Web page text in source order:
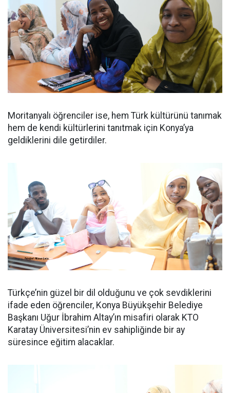
Moritanyalı öğrenciler ise, hem Türk kültürünü tanımak
hem de kendi kültürlerini tanıtmak için Konya’ya
geldiklerini dile getirdiler.
Türkçe’nin güzel bir dil olduğunu ve çok sevdiklerini
ifade eden öğrenciler, Konya Büyükşehir Belediye
Başkanı Uğur İbrahim Altay’ın misafiri olarak KTO
Karatay Üniversitesi’nin ev sahipliğinde bir ay
süresince eğitim alacaklar.